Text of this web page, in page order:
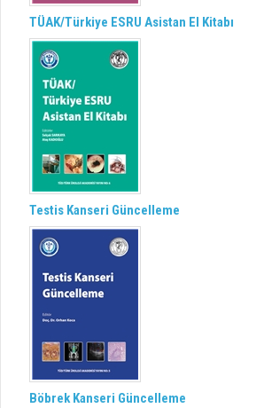
TÜAK/Türkiye ESRU Asistan El Kitabı
Testis Kanseri Güncelleme
Böbrek Kanseri Güncelleme